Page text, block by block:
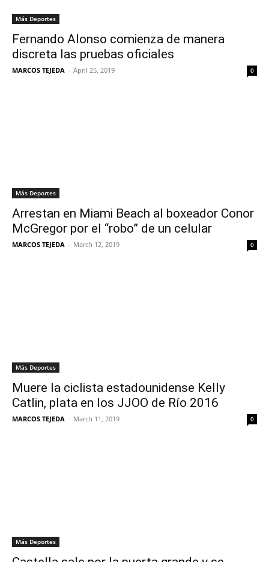
Más Deportes
Fernando Alonso comienza de manera
discreta las pruebas oficiales
MARCOS TEJEDA - April 25, 2019 0
Más Deportes
Arrestan en Miami Beach al boxeador Conor
McGregor por el “robo” de un celular
MARCOS TEJEDA - March 12, 2019 0
Más Deportes
Muere la ciclista estadounidense Kelly
Catlin, plata en los JJOO de Río 2016
MARCOS TEJEDA - March 11, 2019 0
Más Deportes